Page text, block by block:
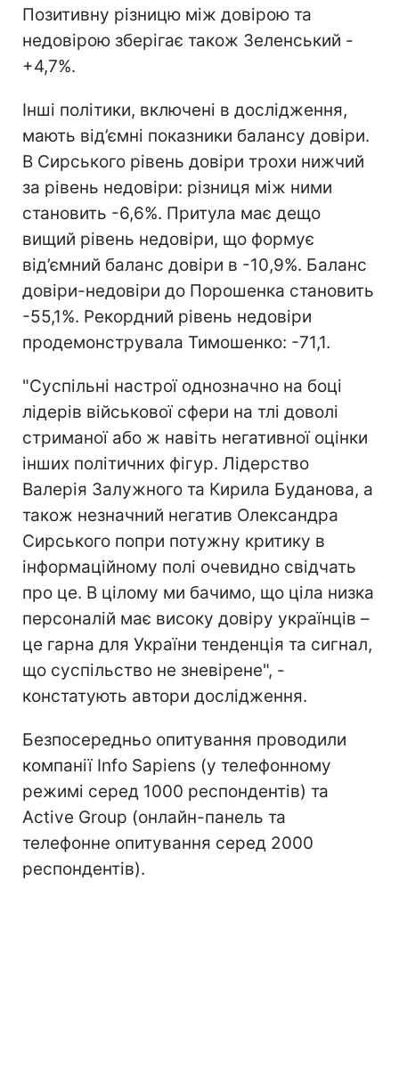
Позитивну різницю між довірою та
недовірою зберігає також Зеленський -
+4,7%.
Інші політики, включені в дослідження,
мають від’ємні показники балансу довіри.
В Сирського рівень довіри трохи нижчий
за рівень недовіри: різниця між ними
становить -6,6%. Притула має дещо
вищий рівень недовіри, що формує
від’ємний баланс довіри в -10,9%. Баланс
довіри-недовіри до Порошенка становить
-55,1%. Рекордний рівень недовіри
продемонструвала Тимошенко: -71,1.
"Суспільні настрої однозначно на боці
лідерів військової сфери на тлі доволі
стриманої або ж навіть негативної оцінки
інших політичних фігур. Лідерство
Валерія Залужного та Кирила Буданова, а
також незначний негатив Олександра
Сирського попри потужну критику в
інформаційному полі очевидно свідчать
про це. В цілому ми бачимо, що ціла низка
персоналій має високу довіру українців –
це гарна для України тенденція та сигнал,
що суспільство не зневірене", -
констатують автори дослідження.
Безпосередньо опитування проводили
компанії Info Sapiens (у телефонному
режимі серед 1000 респондентів) та
Active Group (онлайн-панель та
телефонне опитування серед 2000
респондентів).